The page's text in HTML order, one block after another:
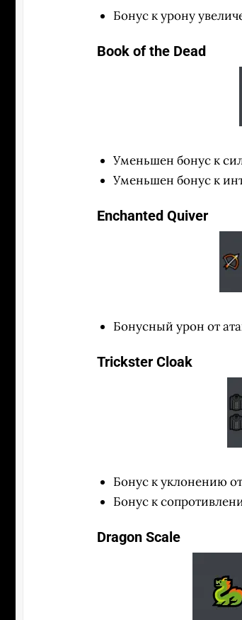
Бонус к урону
Book of the Dead
Уменьшен бонус к
Уменьшен бонус к
Enchanted Quiver
Бонусный урон от
Trickster Cloak
Бонус к уклонению
Бонус к
Dragon Scale